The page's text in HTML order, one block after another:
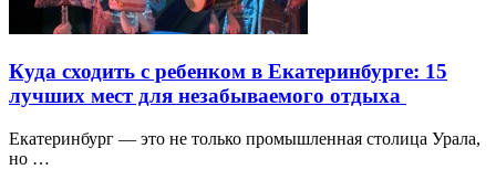
Куда сходить с ребенком в Екатеринбурге: 15
лучших мест для незабываемого отдыха
Екатеринбург — это не только промышленная столица Урала,
но …